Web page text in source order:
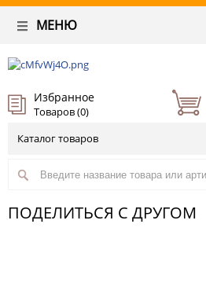
МЕНЮ
Избранное
Товаров (0)
Каталог товаров
ПОДЕЛИТЬСЯ С ДРУГОМ